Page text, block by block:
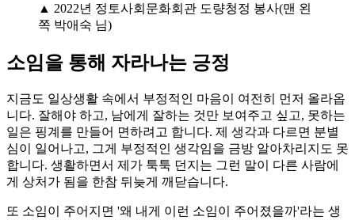
▲ 2022년 정토사회문화회관 도량청정 봉사(맨 왼
쪽 박애숙 님)
소임을 통해 자라나는 긍정
지금도 일상생활 속에서 부정적인 마음이 여전히 먼저 올라옵
니다. 잘해야 하고, 남에게 잘하는 것만 보여주고 싶고, 못하는
일은 핑계를 만들어 면하려고 합니다. 제 생각과 다르면 분별
심이 일어나고, 그게 부정적인 생각임을 금방 알아차리지도 못
합니다. 생활하면서 제가 툭툭 던지는 그런 말이 다른 사람에
게 상처가 됨을 한참 뒤늦게 깨닫습니다.
또 소임이 주어지면 '왜 내게 이런 소임이 주어졌을까'라는 생